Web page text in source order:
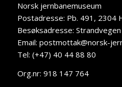
Norsk jernbanemuseum
Postadresse: Pb. 491, 2304
Besøksadresse:
Email: postmottak@norsk-
Tel: (+47) 40 44 88 80
Org.nr: 918 147 764